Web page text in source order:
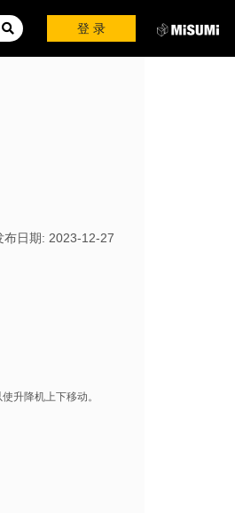
登 录
布日期: 2023-12-27
升降机上下移动。